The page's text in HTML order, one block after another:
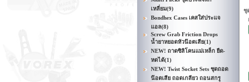
เหลี่ยม(9)
Bondhex Cases เคสใส่ประแจ
แอล(8)
Screw Grab Friction Drops
น้ำยาหยอดหัวน๊อตเสีย(1)
NEW! ถาดซิลิโคนแม่เหล็ก ยืด-
หดได้(1)
NEW! Twist Socket Sets ชุดถอด
น๊อตเสีย ถอดเกลียว ถอนสกรู
ชุ